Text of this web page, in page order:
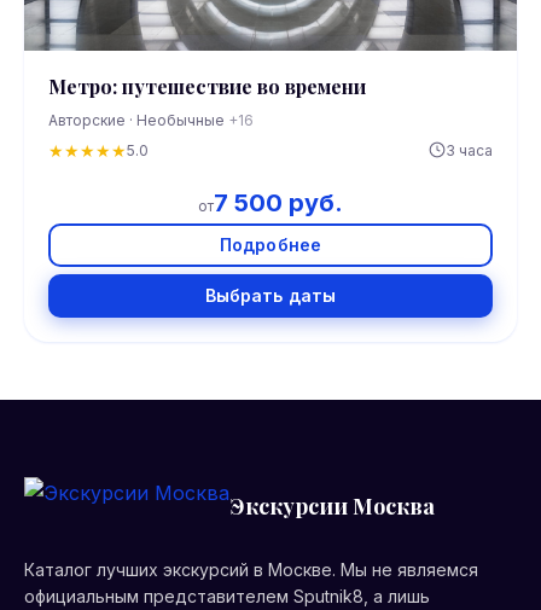
Метро: путешествие во времени
Авторские · Необычные +16
★★★★★5.0 3 часа
от7 500 руб.
Подробнее
Выбрать даты
Экскурсии Москва
Каталог лучших экскурсий в Москве. Мы не являемся
официальным представителем Sputnik8, а лишь